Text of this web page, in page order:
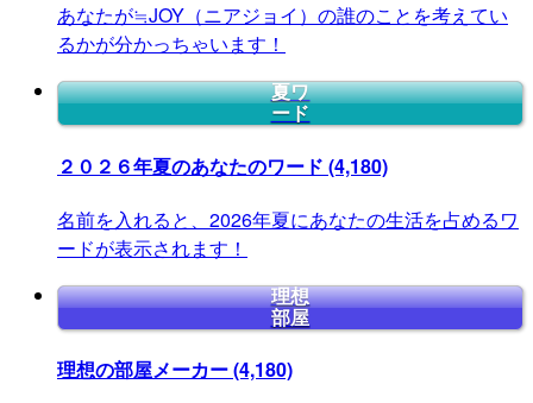
あなたが≒JOY（ニアジョイ）の誰のことを考えてい
るかが分かっちゃいます！
夏ワ
ード
２０２６年夏のあなたのワード (4,180)
名前を入れると、2026年夏にあなたの生活を占めるワ
ードが表示されます！
理想
部屋
理想の部屋メーカー(4,180)